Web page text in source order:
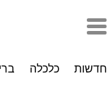
חדשות כלכלה